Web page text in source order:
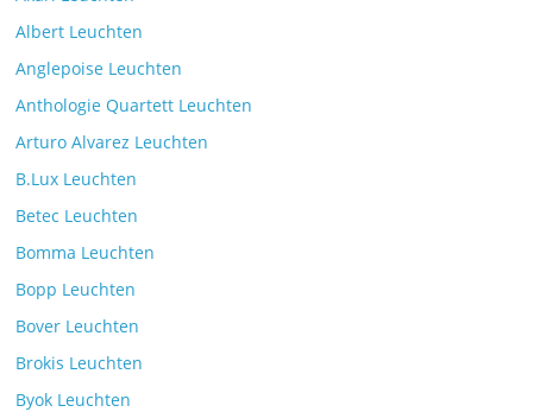
7. Juli 2025
Herstellers Brokis
26. Juli 2025
Albert Leuchten
Anglepoise Leuchten
Anthologie Quartett Leuchten
Arturo Alvarez Leuchten
B.Lux Leuchten
Betec Leuchten
Bomma Leuchten
Bopp Leuchten
Bover Leuchten
Brokis Leuchten
Byok Leuchten